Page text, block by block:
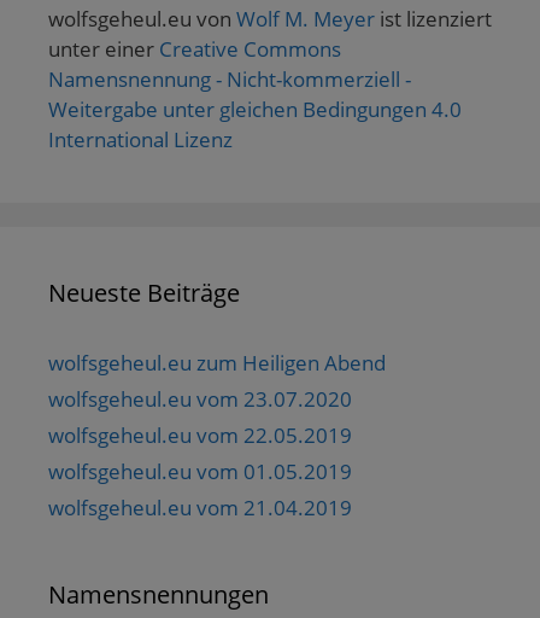
wolfsgeheul.eu von Wolf M. Meyer ist lizenziert
unter einer Creative Commons
Namensnennung - Nicht-kommerziell -
Weitergabe unter gleichen Bedingungen 4.0
International Lizenz
Neueste Beiträge
wolfsgeheul.eu zum Heiligen Abend
wolfsgeheul.eu vom 23.07.2020
wolfsgeheul.eu vom 22.05.2019
wolfsgeheul.eu vom 01.05.2019
wolfsgeheul.eu vom 21.04.2019
Namensnennungen